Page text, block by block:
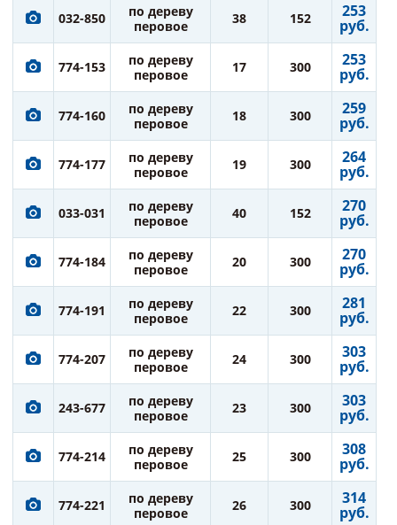
032-850
по дереву
перовое
38 152 253
руб.
774-153
по дереву
перовое
17 300 253
руб.
774-160
по дереву
перовое
18 300 259
руб.
774-177
по дереву
перовое
19 300 264
руб.
033-031
по дереву
перовое
40 152 270
руб.
774-184
по дереву
перовое
20 300 270
руб.
774-191
по дереву
перовое
22 300 281
руб.
774-207
по дереву
перовое
24 300 303
руб.
243-677
по дереву
перовое
23 300 303
руб.
774-214
по дереву
перовое
25 300 308
руб.
774-221
по дереву
перовое
26 300 314
руб.